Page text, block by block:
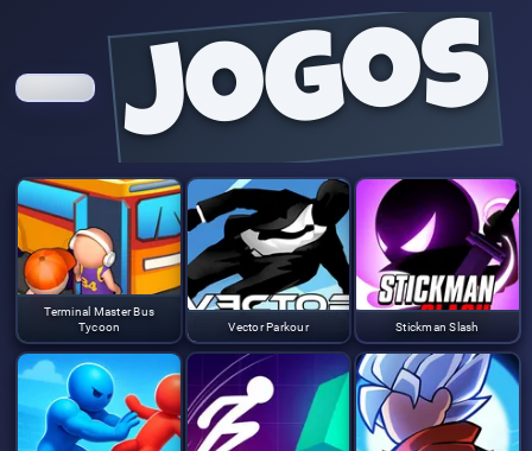
jogos
Terminal Master Bus
Tycoon
Vector Parkour Stickman Slash